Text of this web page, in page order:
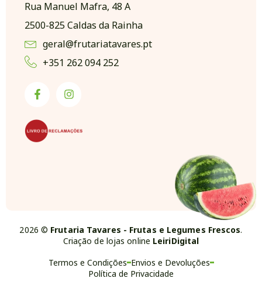
Rua Manuel Mafra, 48 A
2500-825 Caldas da Rainha
geral@frutariatavares.pt
+351 262 094 252
2026 © Frutaria Tavares - Frutas e Legumes Frescos.
Criação de lojas online LeiriDigital
Termos e Condições Envios e Devoluções
Política de Privacidade